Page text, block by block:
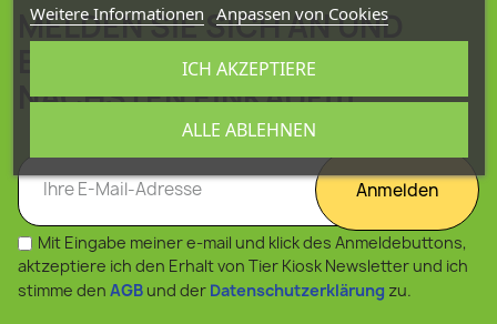
MELDEN SIE SICH AN UND
ERHALTEN 10% AUF IHREN
NÄCHSTEN EINKAUF!!!
Anmelden
Mit Eingabe meiner e-mail und klick des Anmeldebuttons,
aktzeptiere ich den Erhalt von Tier Kiosk Newsletter und ich
stimme den AGB und der Datenschutzerklärung zu.
Weitere Informationen Anpassen von Cookies
ALLE ABLEHNEN
ICH AKZEPTIERE